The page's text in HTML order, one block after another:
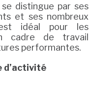
distingue par ses
et ses nombreux
idéal pour les
cadre de travail
performantes.
d’activité